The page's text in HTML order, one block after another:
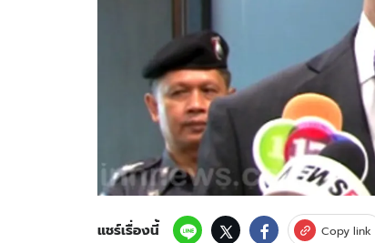
บริษัท อิมเมจ ฟิวเจอร์ (ประเทศไทย) จำกัด
แชร์เรื่องนี้ Copy link